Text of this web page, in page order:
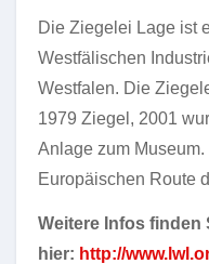
Die Ziegelei Lage ist
Westfälischen
Westfalen. Die
1979 Ziegel, 2001
Anlage zum
Europäischen Route
Weitere Infos finden
hier: http://